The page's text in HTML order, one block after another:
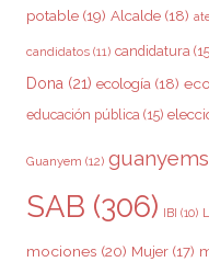
potable (19) Alcalde (18)
candidatos (11) candidatura
Dona (21) ecología (18)
educación pública (15)
Guanyem (12)
SAB (306) IBI (10)
mociones (20) Mujer (17)